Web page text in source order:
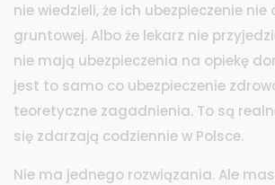
nie wiedzieli, że ich ubezpieczenie
gruntowej. Albo że lekarz nie
nie mają ubezpieczenia na opiekę
jest to samo co ubezpieczenie
teoretyczne zagadnienia. To są
się zdarzają codziennie w Polsce.
Nie ma jednego rozwiązania. Ale